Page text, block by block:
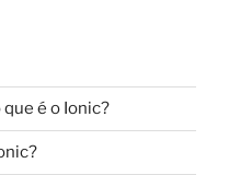
é o Ionic?